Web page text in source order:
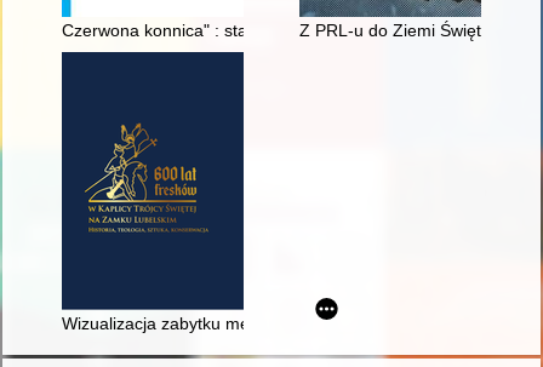
Czerwona konnica" : stan organizacyjny kawalerii RKKA od
Z PRL-u do Ziemi Świętej
Wizualizacja zabytku metodą synergii obrazów cyfrowych z